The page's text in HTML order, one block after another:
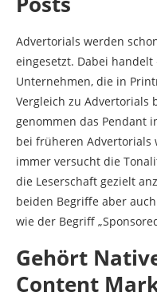
Advertorials werden
eingesetzt. Dabei handelt
Unternehmen, die in
Vergleich zu Advertorials
genommen das Pendant
bei früheren Advertorials
immer versucht die
die Leserschaft gezielt
beiden Begriffe aber
wie der Begriff
Gehört
Content